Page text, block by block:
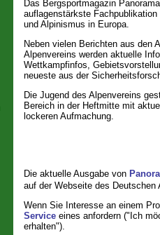
Das Bergsportmagazin
auflagenstärkste
und Alpinismus in Europa.
Neben vielen Berichten aus den
Alpenvereins werden aktuelle
Wettkampfinfos,
neueste aus der
Die Jugend des Alpenvereins
Bereich in der Heftmitte mit
lockeren Aufmachung.
Die aktuelle Ausgabe von
auf der Webseite des Deutschen
Wenn Sie Interesse an einem
Serviceeines anfordern ("Ich
erhalten").